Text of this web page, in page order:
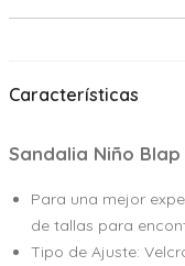
Características
Sandalia Niño Blap
Para una mejor
de tallas para
Tipo de Ajuste: